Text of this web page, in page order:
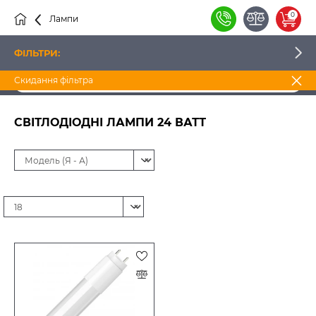
0
Лампи
Cвітлодіодні Світлодіодні лампи 24 Ватт
СВІТЛОДІОДНІ ЛАМПИ 24 ВАТТ
ФІЛЬТРИ:
Скидання фільтра
ВИРОБНИК
НАЯВНІСТЬ
КОЛІР СВІТІННЯ
ТИП ЛАМПИ